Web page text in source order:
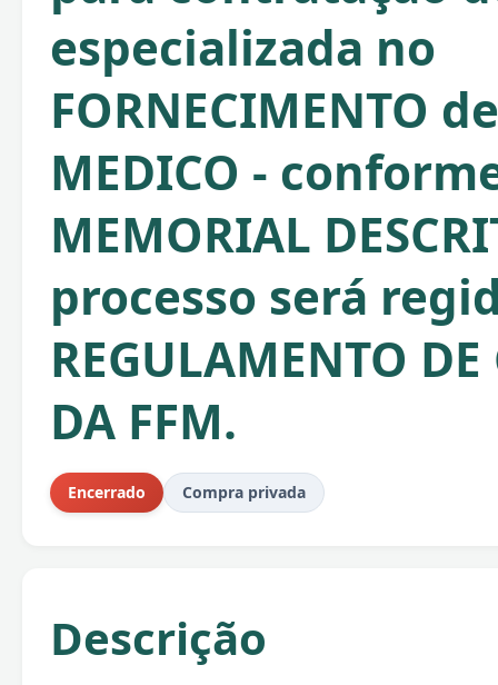
especializada no
FORNECIMENTO
MEDICO -
MEMORIAL
processo será
REGULAMENTO DE
DA FFM.
Encerrado Compra privada
Descrição